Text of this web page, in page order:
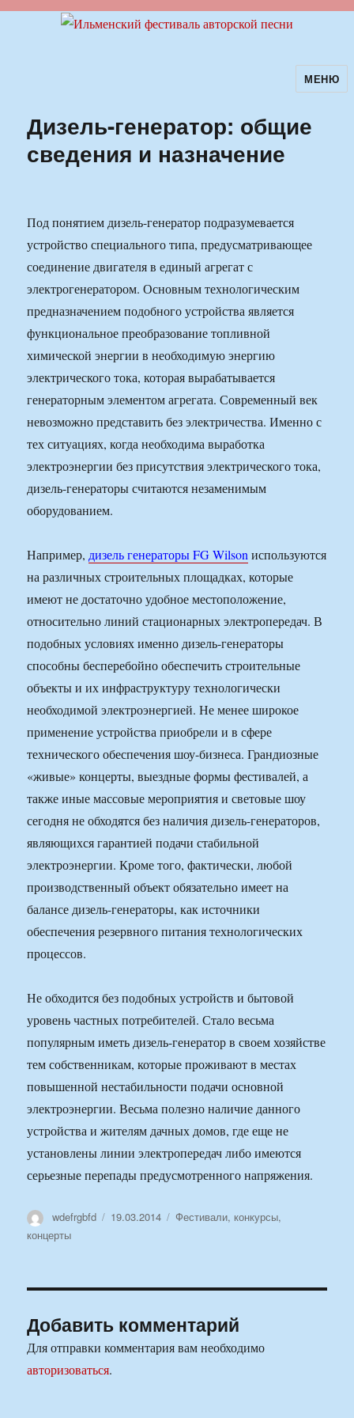
Ильменский фестиваль авторскойМЕНЮ
Дизель-генератор: общие
сведения и назначение
Под понятием дизель-генератор подразумевается
устройство специального типа, предусматривающее
соединение двигателя в единый агрегат с
электрогенератором. Основным технологическим
предназначением подобного устройства является
функциональное преобразование топливной
химической энергии в необходимую энергию
электрического тока, которая вырабатывается
генераторным элементом агрегата. Современный век
невозможно представить без электричества. Именно с
тех ситуациях, когда необходима выработка
электроэнергии без присутствия электрического тока,
дизель-генераторы считаются незаменимым
оборудованием.
Например, дизель генераторы FG Wilsonиспользуются
на различных строительных площадках, которые
имеют не достаточно удобное местоположение,
относительно линий стационарных электропередач. В
подобных условиях именно дизель-генераторы
способны бесперебойно обеспечить строительные
объекты и их инфраструктуру технологически
необходимой электроэнергией. Не менее широкое
применение устройства приобрели и в сфере
технического обеспечения шоу-бизнеса. Грандиозные
«живые» концерты, выездные формы фестивалей, а
также иные массовые мероприятия и световые шоу
сегодня не обходятся без наличия дизель-генераторов,
являющихся гарантией подачи стабильной
электроэнергии. Кроме того, фактически, любой
производственный объект обязательно имеет на
балансе дизель-генераторы, как источники
обеспечения резервного питания технологических
процессов.
Не обходится без подобных устройств и бытовой
уровень частных потребителей. Стало весьма
популярным иметь дизель-генератор в своем хозяйстве
тем собственникам, которые проживают в местах
повышенной нестабильности подачи основной
электроэнергии. Весьма полезно наличие данного
устройства и жителям дачных домов, где еще не
установлены линии электропередач либо имеются
серьезные перепады предусмотренного напряжения.
Автор
wdefrgbfd Опубликовано
19.03.2014 Рубрики
Фестивали, конкурсы,
концерты
Добавить комментарий
Для отправки комментария вам необходимо
авторизоваться.